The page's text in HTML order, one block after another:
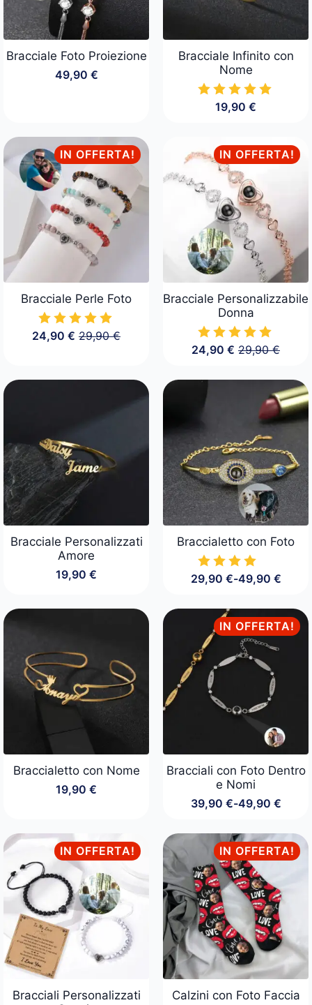
Bracciale Foto Proiezione
49,90 €
Bracciale Infinito con
Nome
19,90 €
IN OFFERTA!
Bracciale Perle Foto
29,90€
Il
era:
24,90€ Il
è:
IN OFFERTA!
Bracciale Personalizzabile
Donna
29,90€
Il
originale
29,90 €.
24,90€ Il
attuale
24,90 €.
Bracciale Personalizzati
Amore
19,90 €
Braccialetto con Foto
29,90 €-49,90 €
Fascia
prezzo:
da
29,90 €
a
49,90 €
Braccialetto con Nome
19,90 €
IN OFFERTA!
Bracciali con Foto Dentro
e Nomi
39,90 €-49,90 €
Fascia
prezzo:
da
39,90 €
a
49,90 €
IN OFFERTA!
Bracciali Personalizzati
IN OFFERTA!
Calzini con Foto Faccia